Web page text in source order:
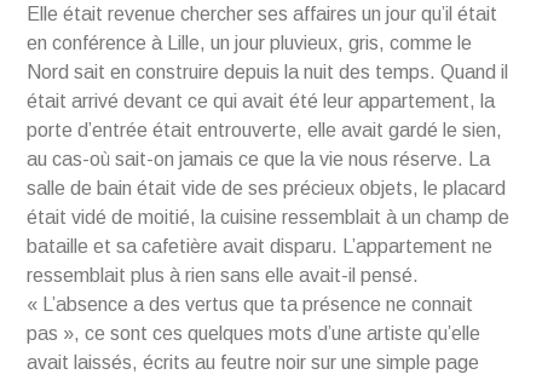
Elle était revenue chercher ses affaires un jour qu’il était
en conférence à Lille, un jour pluvieux, gris, comme le
Nord sait en construire depuis la nuit des temps. Quand il
était arrivé devant ce qui avait été leur appartement, la
porte d’entrée était entrouverte, elle avait gardé le sien,
au cas-où sait-on jamais ce que la vie nous réserve. La
salle de bain était vide de ses précieux objets, le placard
était vidé de moitié, la cuisine ressemblait à un champ de
bataille et sa cafetière avait disparu. L’appartement ne
ressemblait plus à rien sans elle avait-il pensé.
« L’absence a des vertus que ta présence ne connait
pas », ce sont ces quelques mots d’une artiste qu’elle
avait laissés, écrits au feutre noir sur une simple page